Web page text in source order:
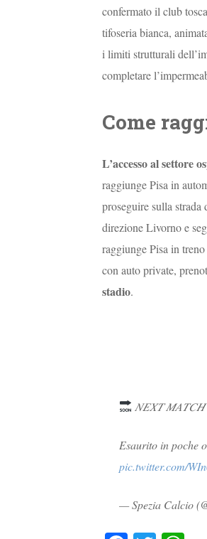
confermato il club
tifoseria bianca,
i limiti strutturali
completare
Come
L’accesso al settore
raggiunge Pisa in
proseguire sulla
direzione Livorno e
raggiunge Pisa in
con auto private,
stadio.
𝑁𝐸𝑋𝑇 𝑀𝐴𝑇𝐶𝐻
Esaurito in poche
pic.twitter.com/
— Spezia Calcio